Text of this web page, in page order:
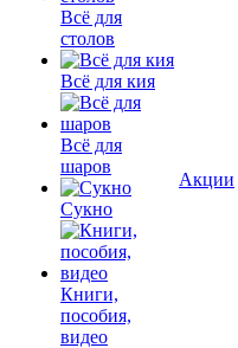
Всё для
столов
Всё для кия
Всё для
шаров
Сукно
Книги,
пособия,
видео
Акции